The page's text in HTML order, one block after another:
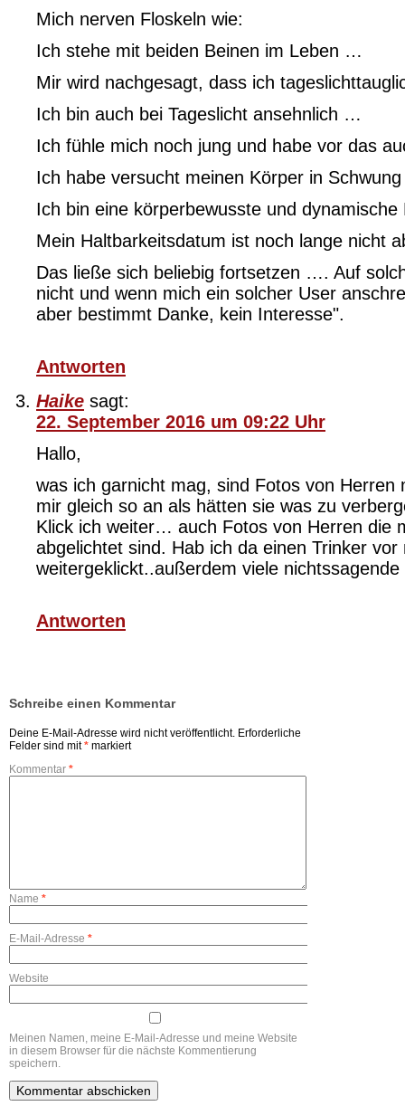
Mich nerven Floskeln wie:
Ich stehe mit beiden Beinen im Leben …
Mir wird nachgesagt, dass ich
Ich bin auch bei Tageslicht ansehnlich …
Ich fühle mich noch jung und habe vor das
Ich habe versucht meinen Körper in
Ich bin eine körperbewusste und
Mein Haltbarkeitsdatum ist noch lange nicht
Das ließe sich beliebig fortsetzen …. Auf
nicht und wenn mich ein solcher User
aber bestimmt Danke, kein Interesse".
Antworten
Haike sagt:
22. September 2016 um 09:22 Uhr
Hallo,
was ich garnicht mag, sind Fotos von Herren
mir gleich so an als hätten sie was zu
Klick ich weiter… auch Fotos von Herren die
abgelichtet sind. Hab ich da einen Trinker
weitergeklickt..außerdem viele nichtssagende
Antworten
Schreibe einen Kommentar
Deine E-Mail-Adresse wird nicht veröffentlicht. Erforderliche
Felder sind mit* markiert
Kommentar *
Name *
E-Mail-Adresse *
Website
Meinen Namen, meine E-Mail-Adresse und meine Website
in diesem Browser für die nächste Kommentierung
speichern.